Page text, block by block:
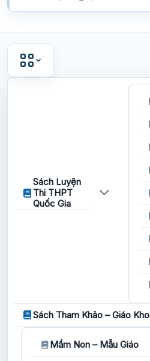
phẩm
Sách Luyện
Thi THPT
Quốc Gia
Sách Tham Khảo – Giáo
Mầm Non – Mẫu Giáo